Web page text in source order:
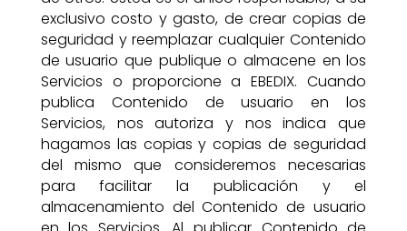
exclusivo costo y gasto, de crear copias de
seguridad y reemplazar cualquier Contenido
de usuario que publique o almacene en los
Servicios o proporcione a EBEDIX. Cuando
publica Contenido de usuario en los
Servicios, nos autoriza y nos indica que
hagamos las copias y copias de seguridad
del mismo que consideremos necesarias
para facilitar la publicación y el
almacenamiento del Contenido de usuario